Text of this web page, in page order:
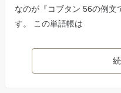
なのが『コブタン 56の例
す。 この単語帳は